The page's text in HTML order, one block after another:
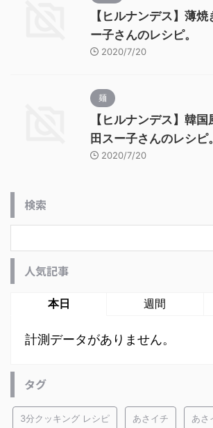
【ヒルナンデス】薄
ー子さんのレシピ。
2020/7/20
麺
【ヒルナンデス】韓
田スー子さんのレシピ。
2020/7/20
検索
人気記事
本日 週間
計測データがありません。
タグ
3分クッキング レシピ あさイチ あさ